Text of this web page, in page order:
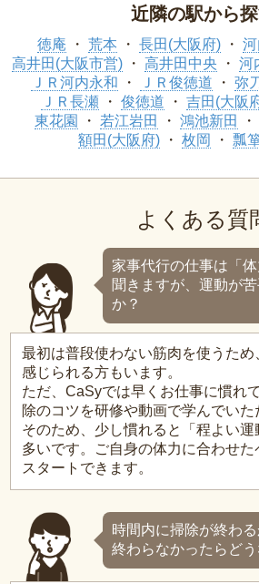
近隣の駅から
徳庵 荒本 長田(大阪府)
高井田(大阪市営)
高井田中央 河
ＪＲ河内永和
ＪＲ俊徳道 弥
ＪＲ長瀬
俊徳道 吉田(大阪
東花園
若江岩田 鴻池新田
額田(大阪府)
枚岡 瓢
よくある質
家事代行の仕事は「
聞きますが、運動が
か？
最初は普段使わない筋肉を使うため
感じられる方もいます。
ただ、CaSyでは早くお仕事に慣れ
除のコツを研修や動画で学んでいた
そのため、少し慣れると「程よい
多いです。ご自身の体力に合わせた
スタートできます。
時間内に掃除が終わ
終わらなかったらど